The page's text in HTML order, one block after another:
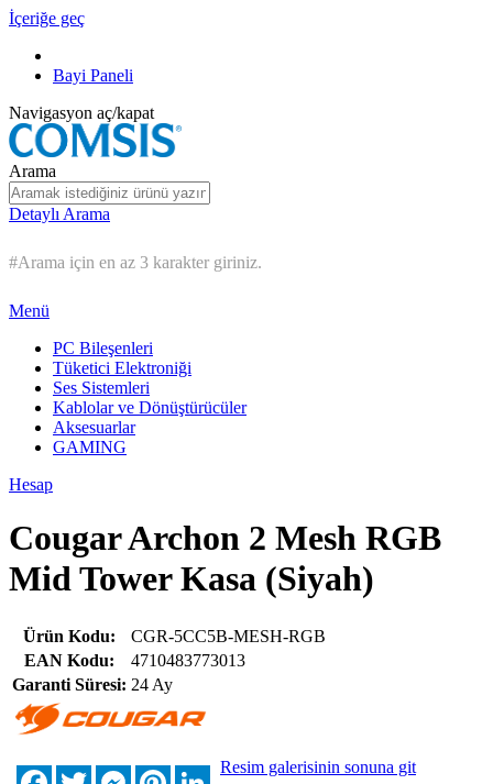
İçeriğe geç
Bayi Paneli
Navigasyon aç/kapat
Arama
Detaylı Arama
#Arama için en az 3 karakter giriniz.
Menü
PC Bileşenleri
Tüketici Elektroniği
Ses Sistemleri
Kablolar ve Dönüştürücüler
Aksesuarlar
GAMING
Hesap
Cougar Archon 2 Mesh RGB
Mid Tower Kasa (Siyah)
Ürün Kodu:
CGR-5CC5B-MESH-RGB
EAN Kodu:
4710483773013
Garanti Süresi: 24 Ay
FacebookTwitterMessengerPinterestLinkedIn
Resim galerisinin sonuna git